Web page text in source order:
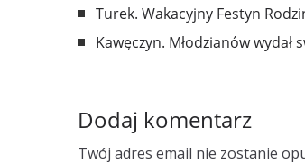
Turek. Wakacyjny Festyn
Kawęczyn. Młodzianów
Dodaj komentarz
Twój adres email nie zostanie